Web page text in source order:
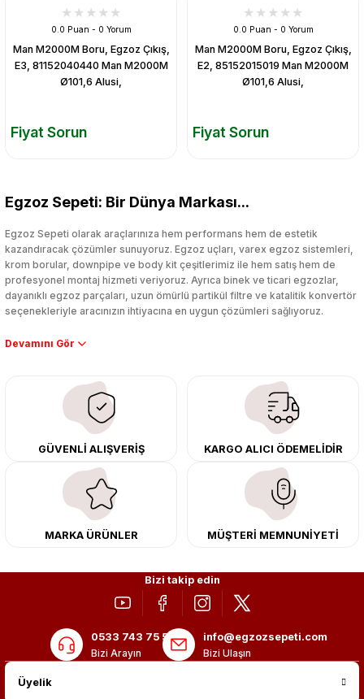
0.0 Puan - 0 Yorum
Man M2000M Boru, Egzoz Çıkış,
E3, 81152040440 Man M2000M
Ø101,6 Alusi,
Fiyat Sorun
0.0 Puan - 0 Yorum
Man M2000M Boru, Egzoz Çıkış,
E2, 85152015019 Man M2000M
Ø101,6 Alusi,
Fiyat Sorun
Egzoz Sepeti: Bir Dünya Markası...
Egzoz Sepeti olarak araçlarınıza hem performans hem de estetik
kazandıracak çözümler sunuyoruz. Egzoz uçları, varex egzoz sistemleri,
krom borular, downpipe ve body kit çeşitlerimiz ile hem satış hem de
profesyonel montaj hizmeti veriyoruz. Ayrıca binek ve ticari egzozlar,
dayanıklı egzoz parçaları, uzun ömürlü partikül filtre ve katalitik konvertör
seçenekleriyle aracınızın ihtiyacına en uygun çözümleri sağlıyoruz.
Performans artışı isteyen sürücüler için özel performans egzozları ve
çıkma orijinal ürünler ile yenileyebilir, body kit uygulamalarıyla aracınızın
tasarımını ve aerodinamisini üst seviyeye taşıyabilirsiniz.
Tüm ürünlerimiz orijinal, dayanıklı ve uzun ömürlüdür. İstanbul’daki montaj
merkezimizde profesyonel montaj yapıyor, Türkiye’nin her yerine güvenli
kargo ile teslimat gerçekleştiriyoruz. Aracınıza değer katmak için doğru
adres: Egzoz Sepeti.
GÜVENLİ ALIŞVERİŞ KARGO ALICI ÖDEMELİDİR
MARKA ÜRÜNLER MÜŞTERİ MEMNUNİYETİ
Bizi takip edin
0533 743 75 56
Bizi Arayın
info@egzozsepeti.com
Bizi Ulaşın
Üyelik